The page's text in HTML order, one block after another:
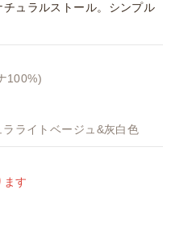
ュラルストール。シンプル
100%)
ライトベージュ&灰白色
ます